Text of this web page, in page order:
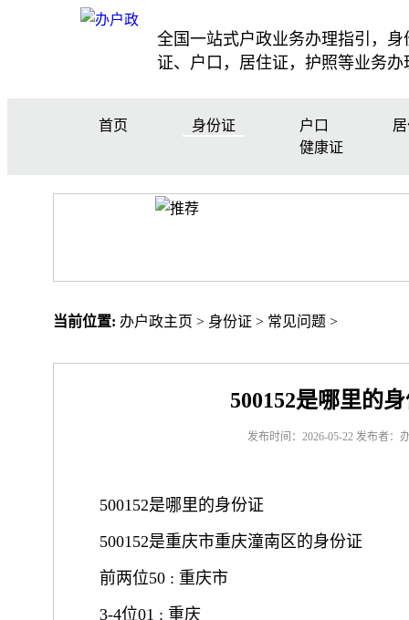
全国一站式户政业务办理指引，身
证、户口，居住证，护照等业务办
首页 身份证 户口
健康证
当前位置: 办户政主页 > 身份证 > 常见问题 >
500152是哪里的
发布时间：2026-05-22 发布者：
500152是哪里的身份证
500152是重庆市重庆潼南区的身份证
前两位50 : 重庆市
3-4位01 : 重庆